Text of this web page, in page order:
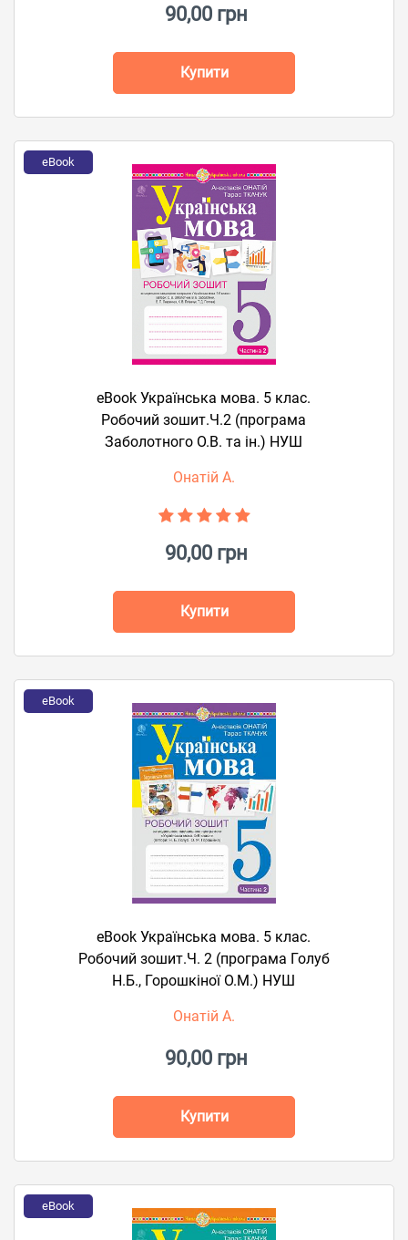
90,00 грн
Купити
eBook
eBook Українська мова. 5 клас.
Робочий зошит.Ч.2 (програма
Заболотного О.В. та ін.) НУШ
Онатій А.
90,00 грн
Купити
eBook
eBook Українська мова. 5 клас.
Робочий зошит.Ч. 2 (програма Голуб
Н.Б., Горошкіної О.М.) НУШ
Онатій А.
90,00 грн
Купити
eBook